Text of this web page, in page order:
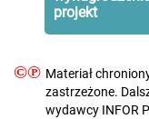
projekt
©℗ Materiał
zastrzeżone.
wydawcy INFOR